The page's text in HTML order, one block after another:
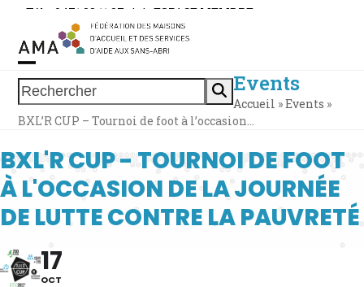
Skip
content
Tél. : 0471 38 11 37 | | ESPACE MEMBRE
Rechercher
Open
mobile
Close
mobile
Events
Accueil »Events »
BXL’R CUP – Tournoi de foot à l’occasion…
BXL'R CUP - TOURNOI DE FOOT
À L'OCCASION DE LA JOURNÉE
DE LUTTE CONTRE LA PAUVRETÉ
17
OCT